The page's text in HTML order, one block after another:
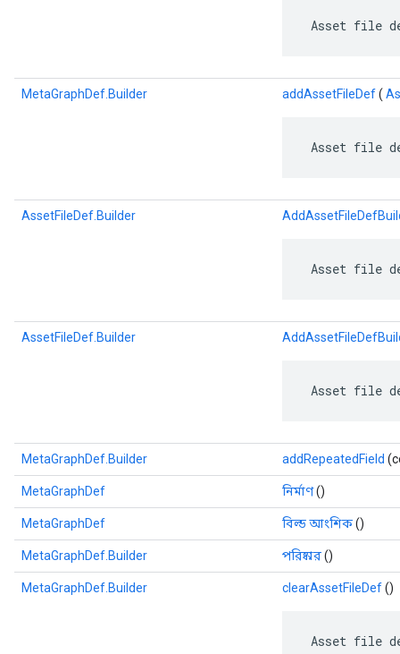
Asset file
MetaGraphDef.Builder addAssetFileDef(
Asset file
AssetFileDef.Builder
Asset file
AssetFileDef.Builder
Asset file
MetaGraphDef.Builder addRepeatedField
MetaGraphDef নির্মাণ()
MetaGraphDef বিল্ড আংশিক()
MetaGraphDef.Builder পরিষ্কার()
MetaGraphDef.Builder clearAssetFileDef()
Asset file